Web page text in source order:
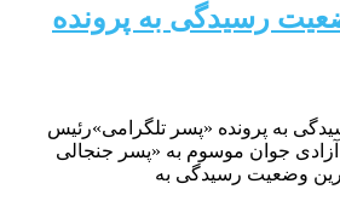
رسیدگی به پرونده
به پرونده «پسر تلگرامی»رئیس
آزادی جوان موسوم به «پسر جنجالی
وضعیت رسیدگی به